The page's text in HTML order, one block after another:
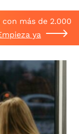
más de 2.000
ya